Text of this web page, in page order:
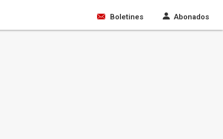
Boletines Abonados